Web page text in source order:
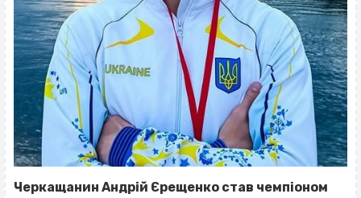
Черкащанин Андрій Єрещенко став чемпіоном